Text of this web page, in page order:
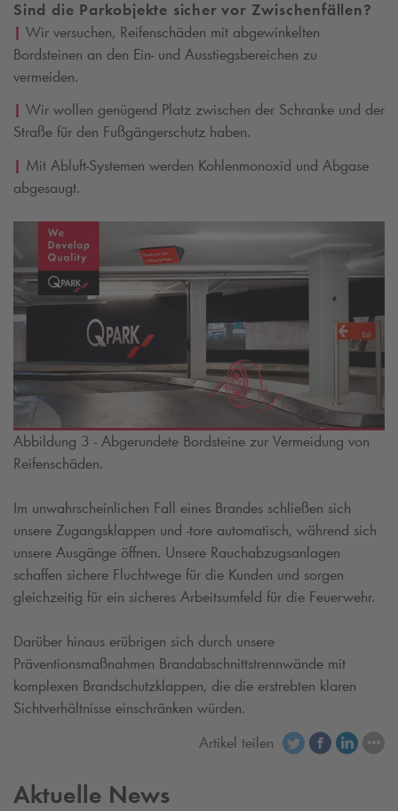
Sind die Parkobjekte sicher vor Zwischenfällen?
| Wir versuchen, Reifenschäden mit abgewinkelten
Bordsteinen an den Ein- und Ausstiegsbereichen zu
vermeiden.
| Wir wollen genügend Platz zwischen der Schranke und der
Straße für den Fußgängerschutz haben.
| Mit Abluft-Systemen werden Kohlenmonoxid und Abgase
abgesaugt.
Abbildung 3 - Abgerundete Bordsteine zur Vermeidung von
Reifenschäden.
Im unwahrscheinlichen Fall eines Brandes schließen sich
unsere Zugangsklappen und -tore automatisch, während sich
unsere Ausgänge öffnen. Unsere Rauchabzugsanlagen
schaffen sichere Fluchtwege für die Kunden und sorgen
gleichzeitig für ein sicheres Arbeitsumfeld für die Feuerwehr.
Darüber hinaus erübrigen sich durch unsere
Präventionsmaßnahmen Brandabschnittstrennwände mit
komplexen Brandschutzklappen, die die erstrebten klaren
Sichtverhältnisse einschränken würden.
Artikel teilen
Aktuelle News